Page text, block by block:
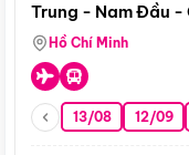
Trung - Nam Đầu -
Hồ Chí Minh
13/08 12/09